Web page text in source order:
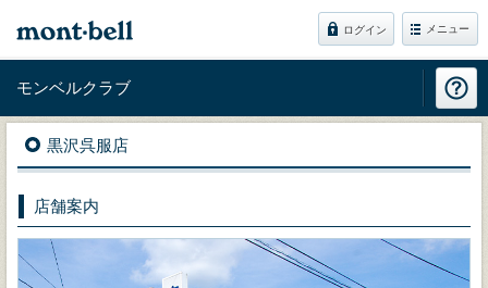
ログイン メニュー
モンベルクラブ
黒沢呉服店
店舗案内